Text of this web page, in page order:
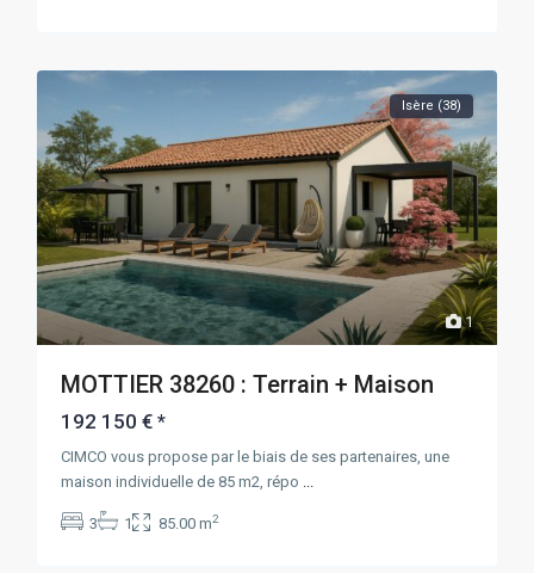
1
Isère (38)
MOTTIER 38260 : Terrain + Maison
192 150 €*
CIMCO vous propose par le biais de ses partenaires, une
maison individuelle de 85 m2, répo
3 1 85.00 m2